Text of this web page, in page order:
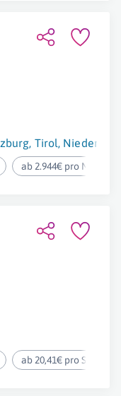
, Tirol,
ab 2.944€ pro Monat
ab 20,41€ pro Stunde